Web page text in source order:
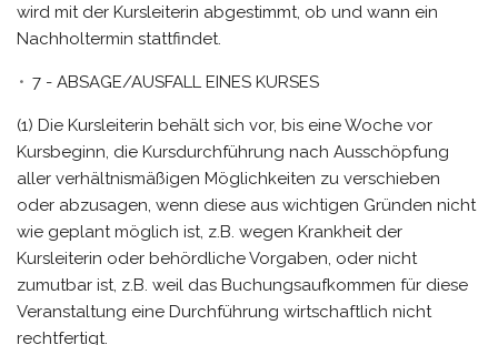
wird mit der Kursleiterin abgestimmt, ob und wann ein
Nachholtermin stattfindet.
7 - ABSAGE/AUSFALL EINES KURSES
(1) Die Kursleiterin behält sich vor, bis eine Woche vor
Kursbeginn, die Kursdurchführung nach Ausschöpfung
aller verhältnismäßigen Möglichkeiten zu verschieben
oder abzusagen, wenn diese aus wichtigen Gründen nicht
wie geplant möglich ist, z.B. wegen Krankheit der
Kursleiterin oder behördliche Vorgaben, oder nicht
zumutbar ist, z.B. weil das Buchungsaufkommen für diese
Veranstaltung eine Durchführung wirtschaftlich nicht
rechtfertigt.